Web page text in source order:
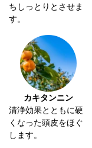
ちしっとりとさせま
す。
カキタンニン
清浄効果とともに硬
くなった頭皮をほぐ
します。